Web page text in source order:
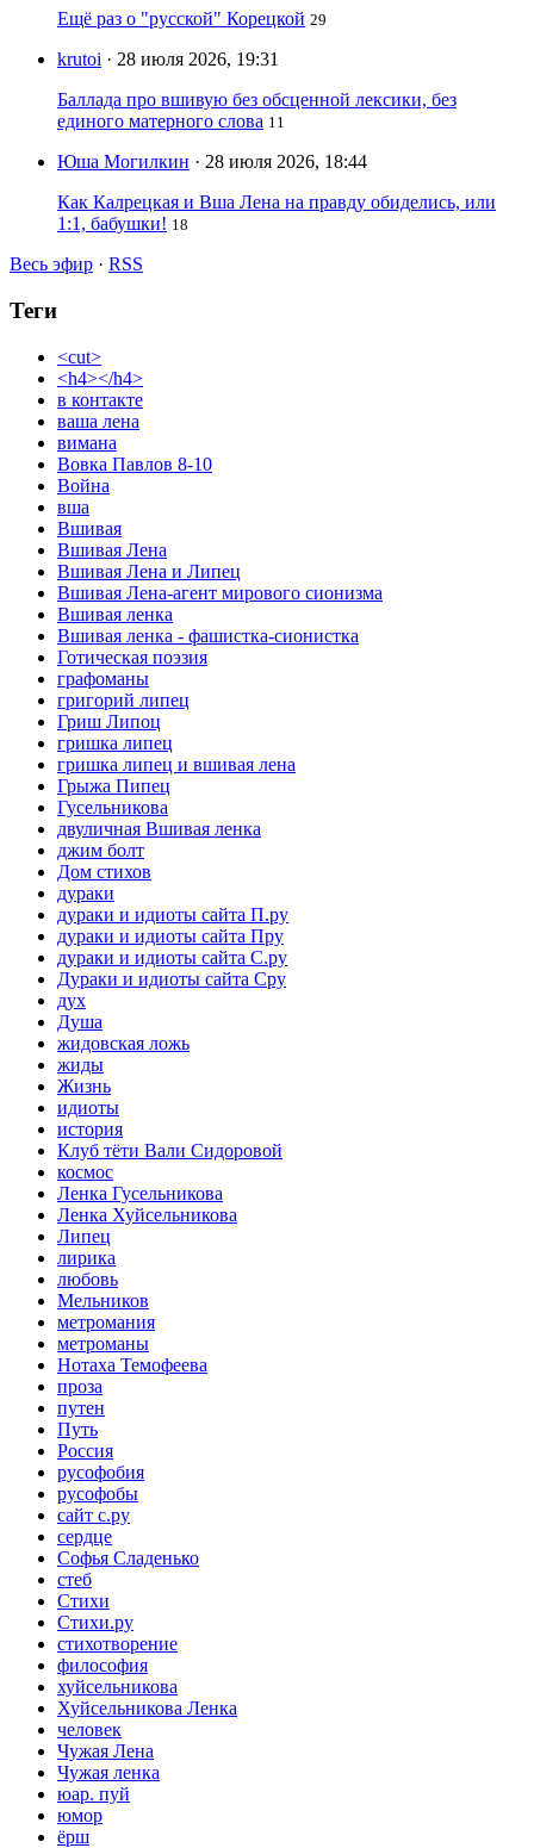
Ещё раз о "русской" Корецкой 29
krutoi · 28 июля 2026, 19:31
Баллада про вшивую без обсценной лексики, без
единого матерного слова 11
Юша Могилкин · 28 июля 2026, 18:44
Как Калрецкая и Вша Лена на правду обиделись, или
1:1, бабушки! 18
Весь эфир · RSS
Теги
<cut>
<h4></h4>
в контакте
ваша лена
вимана
Вовка Павлов 8-10
Война
вша
Вшивая
Вшивая Лена
Вшивая Лена и Липец
Вшивая Лена-агент мирового сионизма
Вшивая ленка
Вшивая ленка - фашистка-сионистка
Готическая поэзия
графоманы
григорий липец
Гриш Липоц
гришка липец
гришка липец и вшивая лена
Грыжа Пипец
Гусельникова
двуличная Вшивая ленка
джим болт
Дом стихов
дураки
дураки и идиоты сайта П.ру
дураки и идиоты сайта Пру
дураки и идиоты сайта С.ру
Дураки и идиоты сайта Сру
дух
Душа
жидовская ложь
жиды
Жизнь
идиоты
история
Клуб тёти Вали Сидоровой
космос
Ленка Гусельникова
Ленка Хуйсельникова
Липец
лирика
любовь
Мельников
метромания
метроманы
Нотаха Темофеева
проза
путен
Путь
Россия
русофобия
русофобы
сайт с.ру
сердце
Софья Сладенько
стеб
Стихи
Стихи.ру
стихотворение
философия
хуйсельникова
Хуйсельникова Ленка
человек
Чужая Лена
Чужая ленка
юар. пуй
юмор
ёрш